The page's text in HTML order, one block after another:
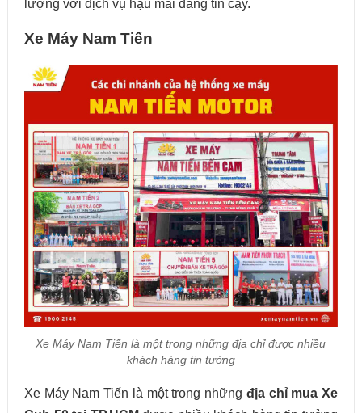
lượng với dịch vụ hậu mãi đáng tin cậy.
Xe Máy Nam Tiến
Xe Máy Nam Tiến là một trong những địa chỉ được nhiều
khách hàng tin tưởng
Xe Máy Nam Tiến là một trong những địa chỉ mua Xe